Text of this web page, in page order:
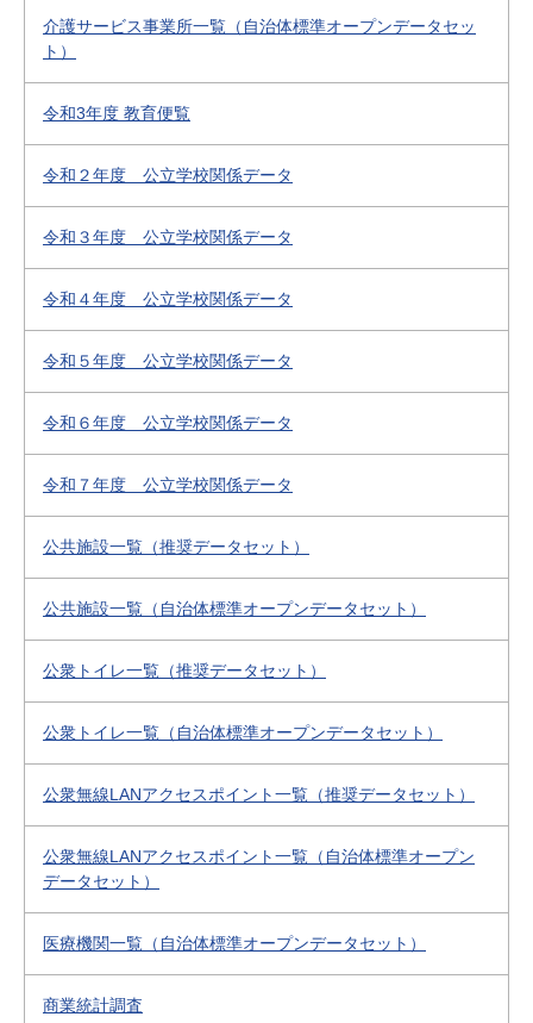
介護サービス事業所一覧（自治体標準オープンデータセッ
ト）
令和3年度 教育便覧
令和２年度 公立学校関係データ
令和３年度 公立学校関係データ
令和４年度 公立学校関係データ
令和５年度 公立学校関係データ
令和６年度 公立学校関係データ
令和７年度 公立学校関係データ
公共施設一覧（推奨データセット）
公共施設一覧（自治体標準オープンデータセット）
公衆トイレ一覧（推奨データセット）
公衆トイレ一覧（自治体標準オープンデータセット）
公衆無線LANアクセスポイント一覧（推奨データセット）
公衆無線LANアクセスポイント一覧（自治体標準オープン
データセット）
医療機関一覧（自治体標準オープンデータセット）
商業統計調査